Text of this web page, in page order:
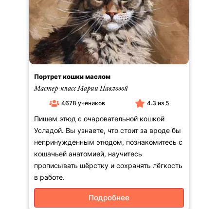
Портрет кошки маслом
Мастер-класс Марии Павловой
4678 учеников 4.3 из 5
Пишем этюд с очаровательной кошкой
Усладой. Вы узнаете, что стоит за вроде бы
непринужденным этюдом, познакомитесь с
кошачьей анатомией, научитесь
прописывать шёрстку и сохранять лёгкость
в работе.
Подробнее